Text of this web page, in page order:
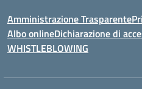
Amministrazione Trasparente
Albo onlineDichiarazione di
WHISTLEBLOWING